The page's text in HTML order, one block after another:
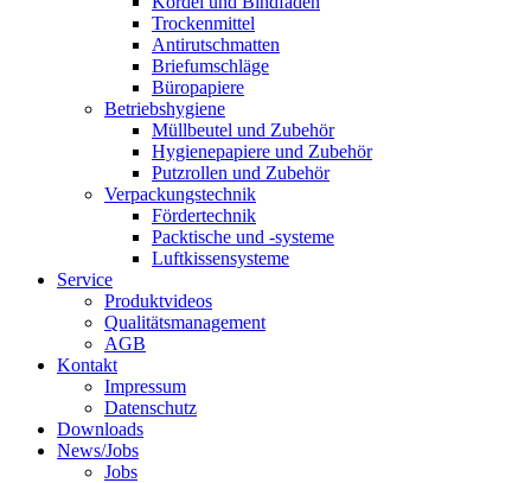
Trockenmittel
Antirutschmatten
Briefumschläge
Büropapiere
Betriebshygiene
Müllbeutel und Zubehör
Hygienepapiere und Zubehör
Putzrollen und Zubehör
Verpackungstechnik
Fördertechnik
Packtische und -systeme
Luftkissensysteme
Service
Produktvideos
Qualitätsmanagement
AGB
Kontakt
Impressum
Datenschutz
Downloads
News/Jobs
Jobs